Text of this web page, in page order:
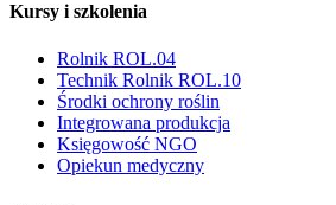
Kursy i szkolenia
Rolnik ROL.04
Technik Rolnik ROL.10
Środki ochrony roślin
Integrowana produkcja
Księgowość NGO
Opiekun medyczny